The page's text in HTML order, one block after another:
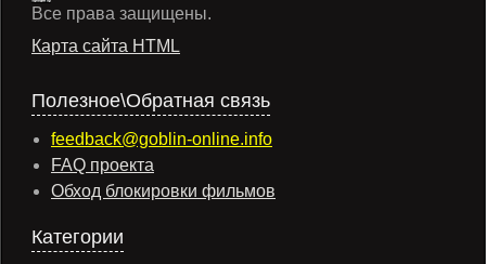
Все права защищены.
Карта сайта HTML
Полезное\Обратная связь
feedback@goblin-online.info
FAQ проекта
Обход блокировки фильмов
Категории